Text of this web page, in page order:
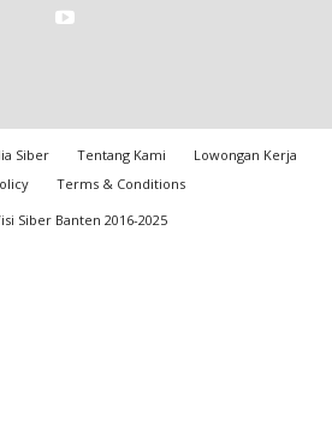
Siber Tentang Kami
Lowongan Kerja
Terms & Conditions
Siber Banten 2016-2025